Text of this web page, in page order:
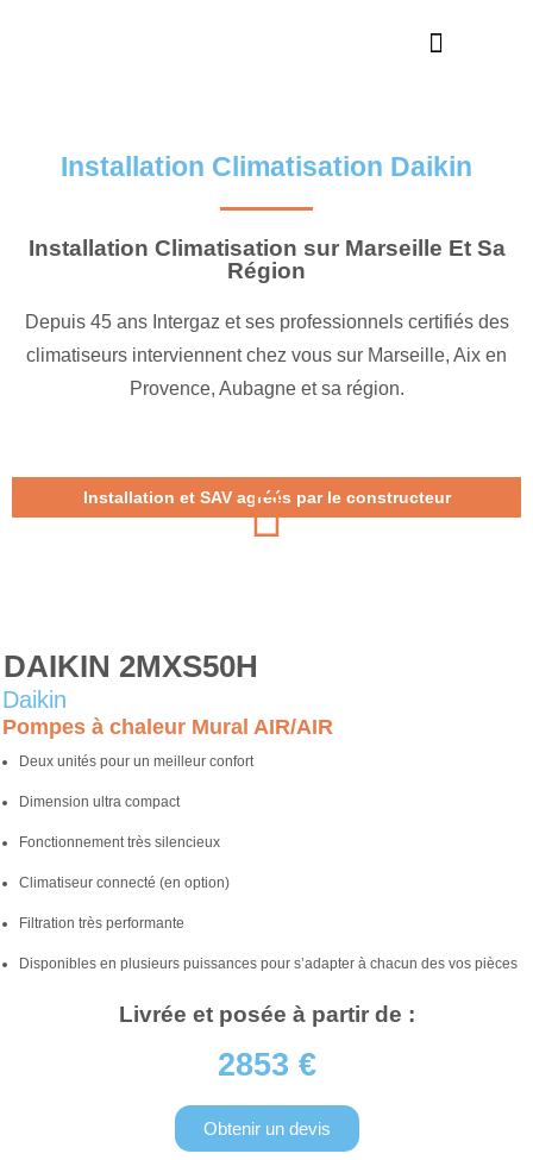
Installation Climatisation Daikin
Installation Climatisation sur Marseille Et Sa
Région
Depuis 45 ans Intergaz et ses professionnels certifiés des
climatiseurs interviennent chez vous sur Marseille, Aix en
Provence, Aubagne et sa région.
Installation et SAV agréés par le constructeur
DAIKIN 2MXS50H
Daikin
Pompes à chaleur Mural AIR/AIR
Deux unités pour un meilleur confort
Dimension ultra compact
Fonctionnement très silencieux
Climatiseur connecté (en option)
Filtration très performante
Disponibles en plusieurs puissances pour s’adapter à chacun des vos pièces
Livrée et posée à partir de :
2853 €
Obtenir un devis